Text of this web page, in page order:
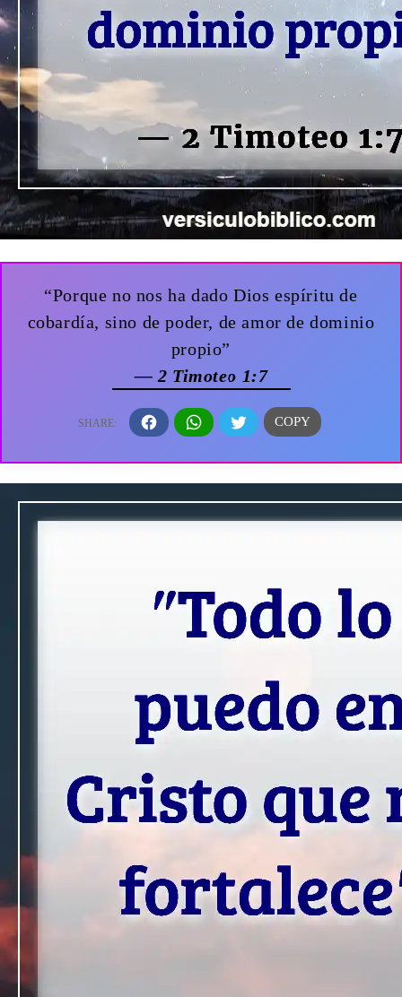
“Porque no nos ha dado Dios espíritu de
cobardía, sino de poder, de amor de dominio
propio”
— 2 Timoteo 1:7